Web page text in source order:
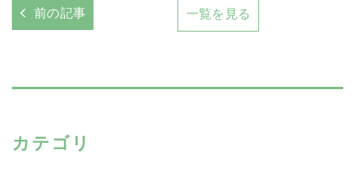
前の記事 一覧を見る
カテゴリ